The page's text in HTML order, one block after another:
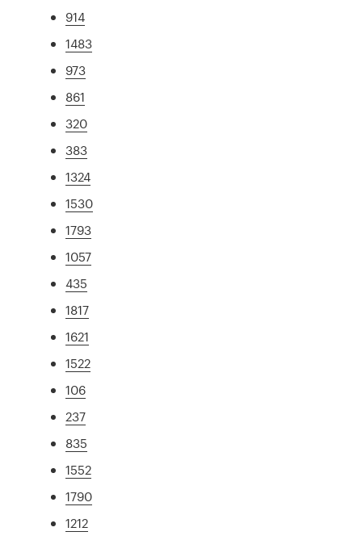
914
1483
973
861
320
383
1324
1530
1793
1057
435
1817
1621
1522
106
237
835
1552
1790
1212